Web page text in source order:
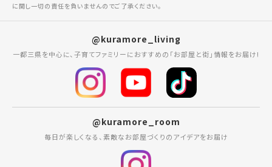
に関し一切の責任を負いませんのでご了承ください。
@kuramore_living
一都三県を中心に、子育てファミリーにおすすめの「お部屋と街」情報をお届け!
@kuramore_room
毎日が楽しくなる、素敵なお部屋づくりのアイデアをお届け